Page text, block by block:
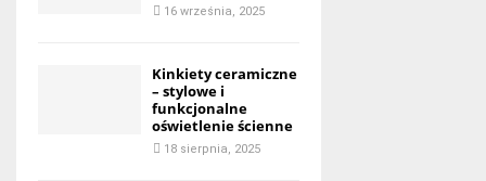
16 września, 2025
Kinkiety ceramiczne
– stylowe i
funkcjonalne
oświetlenie ścienne
18 sierpnia, 2025